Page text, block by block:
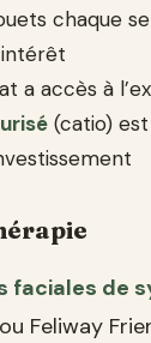
chaque
a accès à
(catio)
faciales de
Feliway